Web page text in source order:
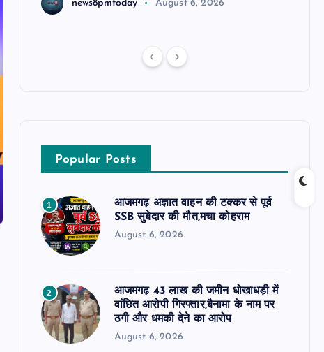
news8pmtoday August 6, 2026
Popular Posts
1
आजमगढ़ अज्ञात वाहन की टक्कर से पूर्व
SSB सुबेदार की मौत,मचा कोहराम
August 6, 2026
2
आजमगढ़ 43 लाख की जमीन धोखाधड़ी में
वांछित आरोपी गिरफ्तार,बैनामा के नाम पर
ठगी और धमकी देने का आरोप
August 6, 2026